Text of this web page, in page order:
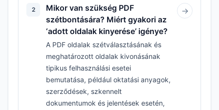
2
Mikor van szükség PDF
szétbontására? Miért gyakori az
‘adott oldalak kinyerése’ igénye?
A PDF oldalak szétválasztásának és
meghatározott oldalak kivonásának
tipikus felhasználási esetei
bemutatása, például oktatási anyagok,
szerződések, szkennelt
dokumentumok és jelentések esetén,
→